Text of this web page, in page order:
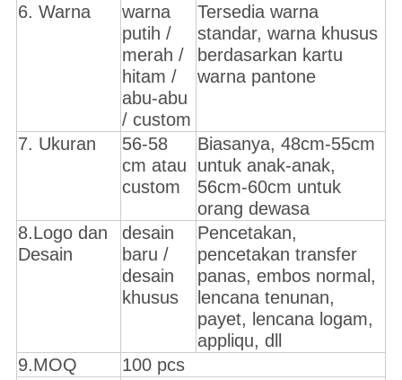
6. Warna
warna
putih /
merah /
hitam /
abu-abu
/ custom
Tersedia warna
standar, warna khusus
berdasarkan kartu
warna pantone
7. Ukuran
56-58
cm atau
custom
Biasanya, 48cm-55cm
untuk anak-anak,
56cm-60cm untuk
orang dewasa
8.Logo dan
Desain
desain
baru /
desain
khusus
Pencetakan,
pencetakan transfer
panas, embos normal,
lencana tenunan,
payet, lencana logam,
appliqu, dll
9.MOQ
100 pcs